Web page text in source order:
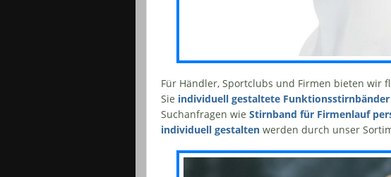
Für Händler, Sportclubs und Firmen bieten wir
Sie individuell gestaltete
Suchanfragen wie Stirnband für Firmenlauf
individuell gestalten werden durch unser